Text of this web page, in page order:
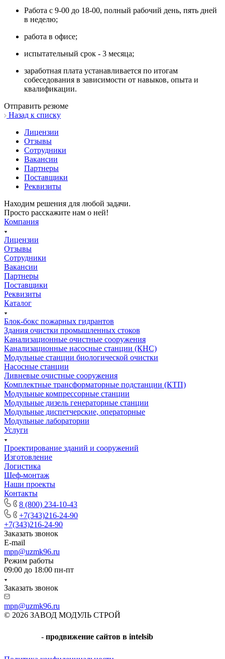
Работа с 9-00 до 18-00, полный рабочий день, пять дней
в неделю;
работа в офисе;
испытательный срок - 3 месяца;
заработная плата устанавливается по итогам
собеседования в зависимости от навыков, опыта и
квалификации.
Отправить резюме
Назад к списку
Лицензии
Отзывы
Сотрудники
Вакансии
Партнеры
Поставщики
Реквизиты
Находим решения для любой задачи.
Просто расскажите нам о ней!
Компания
Лицензии
Отзывы
Сотрудники
Вакансии
Партнеры
Поставщики
Реквизиты
Каталог
Блок-бокс пожарных гидрантов
Здания очистки промышленных стоков
Канализационные очистные сооружения
Канализационные насосные станции (КНС)
Модульные станции биологической очистки
Насосные станции
Ливневые очистные сооружения
Комплектные трансформаторные подстанции (КТП)
Модульные компрессорные станции
Модульные дизель генераторные станции
Модульные диспетчерские, операторные
Модульные лаборатории
Услуги
Проектирование зданий и сооружений
Изготовление
Логистика
Шеф-монтаж
Наши проекты
Контакты
8 (800) 234-10-43
+7(343)216-24-90
+7(343)216-24-90
Заказать звонок
E-mail
mpn@uzmk96.ru
Режим работы
09:00 до 18:00 пн-пт
Заказать звонок
mpn@uzmk96.ru
© 2026 ЗАВОД МОДУЛЬ СТРОЙ
- продвижение сайтов в intelsib